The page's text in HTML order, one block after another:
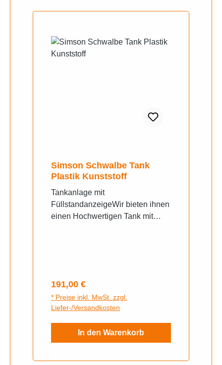
Simson Schwalbe Tank
Plastik Kunststoff
Tankanlage mit
FüllstandanzeigeWir bieten ihnen
einen Hochwertigen Tank mit
den herkömmlichen Tankanlagen
aus Metal ist dieser wirklich Dicht
und kann nicht Rosten. Sie
werden Jahrelang daran Freude
(EAN 4270000552304
Regulärer Preis:
191,00 €
* Preise inkl. MwSt. zzgl.
Liefer-/Versandkosten
In den Warenkorb